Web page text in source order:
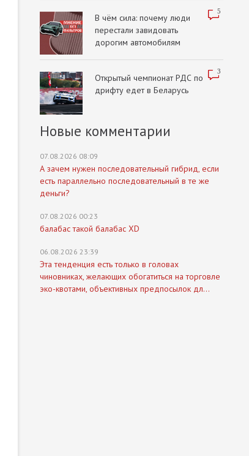
5
В чём сила: почему люди
перестали завидовать
дорогим автомобилям
3
Открытый чемпионат РДС по
дрифту едет в Беларусь
Новые комментарии
07.08.2026 08:09
А зачем нужен последовательный гибрид, если
есть параллельно последовательный в те же
деньги?
07.08.2026 00:23
балабас такой балабас XD
06.08.2026 23:39
Эта тенденция есть только в головах
чиновниках, желающих обогатиться на торговле
эко-квотами, объективных предпосылок дл...